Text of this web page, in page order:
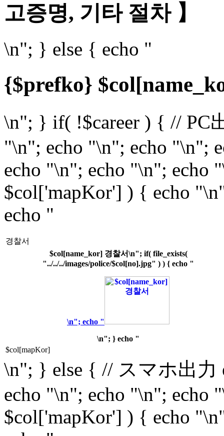
고증명, 기타 절차 】
\n"; } else { echo "
{$prefko}
\n"; } if( !$career ) { // PC
"\n"; echo "\n"; echo "\n";
echo "\n"; echo "\n"; echo
$col['mapKor'] ) { echo
echo "
경찰서
$col[name_kor] 경찰서\n"; if( file_exists(
"../../../images/police/$col[no].jpg" ) ) { echo "
\n"; echo "
\n"; } echo "
$col[mapKor]
\n"; } else { // スマホ出力
echo "\n"; echo "\n"; echo
$col['mapKor'] ) { echo